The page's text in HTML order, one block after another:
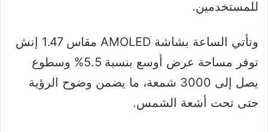
للمستخدمين.
وتأتي الساعة بشاشة AMOLED مقاس 1.47 إنش
توفر مساحة عرض أوسع بنسبة 5.5% وسطوع
يصل إلى 3000 شمعة، ما يضمن وضوح الرؤية
حتى تحت أشعة الشمس.